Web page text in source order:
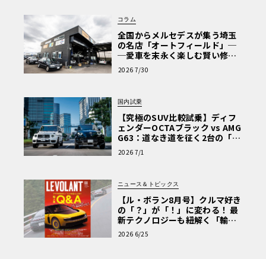
コラム
全国からメルセデスが集う埼玉
の名店「オートフィールド」─
─愛車を末永く楽しむ賢い修理
術と、プロがフックス製オイル
を選ぶ理由〈PR〉
2026 7/30
国内試乗
【究極のSUV比較試乗】ディフ
ェンダーOCTAブラック vs AMG
G63：道なき道を征く2台の「対
極的アプローチ」
2026 7/1
ニュース＆トピックス
【ル・ボラン8月号】クルマ好き
の「？」が「！」に変わる！ 最
新テクノロジーも紐解く「輸入
車Q&A」
2026 6/25